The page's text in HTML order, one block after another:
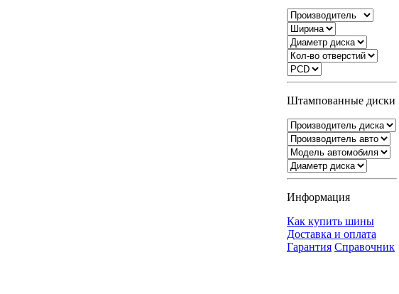
Штампованные диски
Информация
Как купить шины
Доставка и оплата
Гарантия Справочник